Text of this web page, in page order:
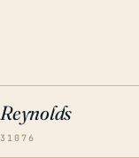
Reynolds
31076